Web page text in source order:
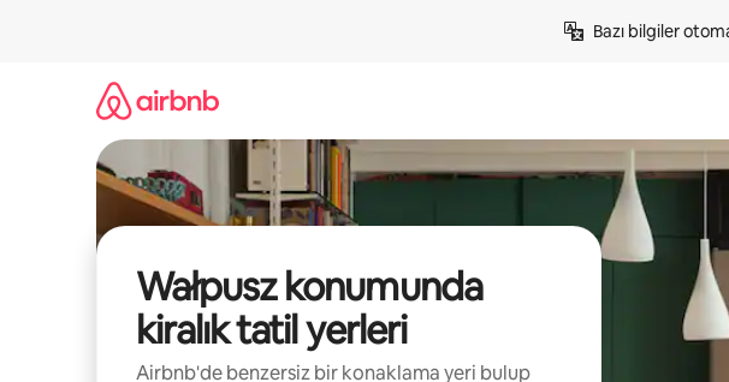
Bazı bilgiler
Wałpusz konumunda
kiralık tatil yerleri
Airbnb'de benzersiz bir konaklama yeri bulup